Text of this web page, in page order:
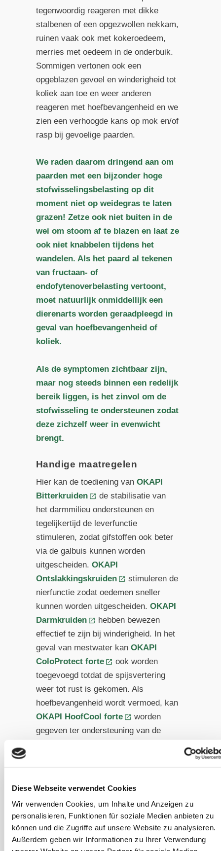
Diese Webseite verwendet Cookies
Wir verwenden Cookies, um Inhalte und Anzeigen zu
personalisieren, Funktionen für soziale Medien anbieten zu
können und die Zugriffe auf unsere Website zu analysieren.
Außerdem geben wir Informationen zu Ihrer Verwendung
tegenwoordig reageren met dikke
stalbenen of een opgezwollen nekkam,
ruinen vaak ook met kokeroedeem,
merries met oedeem in de onderbuik.
Sommigen vertonen ook een
opgeblazen gevoel en winderigheid tot
koliek aan toe en weer anderen
reageren met hoefbevangenheid en we
zien een verhoogde kans op mok en/of
rasp bij gevoelige paarden.
We raden daarom dringend aan om
paarden met een bijzonder hoge
stofwisselingsbelasting op dit
moment niet op weidegras te laten
grazen! Zetze ook niet buiten in de
wei om stoom af te blazen en laat ze
ook niet knabbelen tijdens het
wandelen. Als het paard al tekenen
van fructaan- of
endofytenoverbelasting vertoont,
moet natuurlijk onmiddellijk een
dierenarts worden geraadpleegd in
geval van hoefbevangenheid of
koliek.
Als de symptomen zichtbaar zijn,
maar nog steeds binnen een redelijk
bereik liggen, is het zinvol om de
stofwisseling te ondersteunen zodat
deze zichzelf weer in evenwicht
brengt.
Handige maatregelen
Hier kan de toediening van OKAPI
Bitterkruiden
de stabilisatie van
het darmmilieu ondersteunen en
tegelijkertijd de leverfunctie
stimuleren, zodat gifstoffen ook beter
via de galbuis kunnen worden
uitgescheiden. OKAPI
Ontslakkingskruiden
stimuleren de
nierfunctie zodat oedemen sneller
kunnen worden uitgescheiden. OKAPI
Darmkruiden
hebben bewezen
effectief te zijn bij winderigheid. In het
geval van mestwater kan OKAPI
ColoProtect forte
ook worden
toegevoegd totdat de spijsvertering
weer tot rust is gekomen. Als
hoefbevangenheid wordt vermoed, kan
OKAPI HoofCool forte
worden
gegeven ter ondersteuning van de
Team
Wij zijn een
ervaren team van